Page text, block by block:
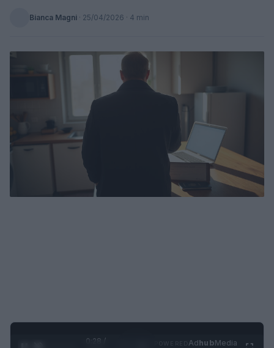
Bianca Magni · 25/04/2026 · 4 min
0:29 /
AdhubMedia